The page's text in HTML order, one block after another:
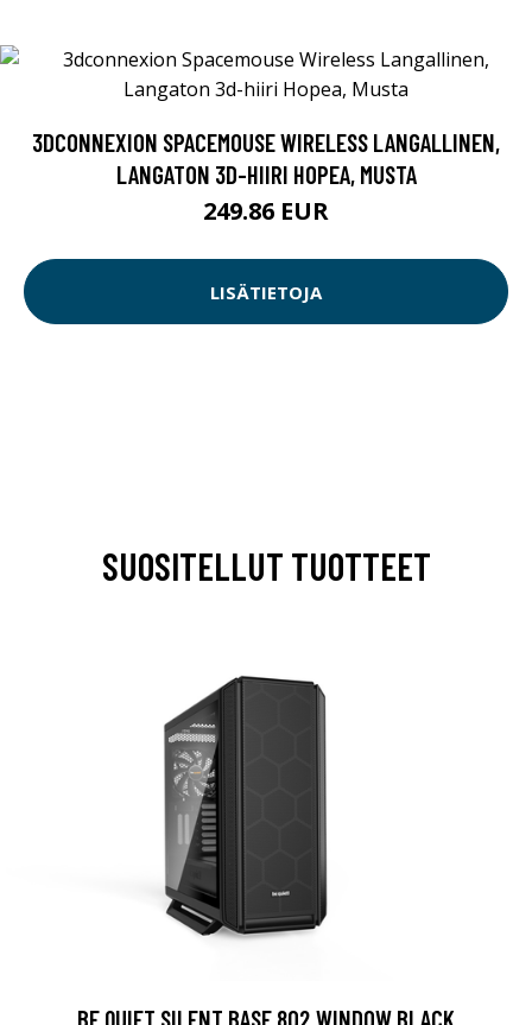
3DCONNEXION SPACEMOUSE WIRELESS LANGALLINEN,
LANGATON 3D-HIIRI HOPEA, MUSTA
249.86 EUR
LISÄTIETOJA
SUOSITELLUT TUOTTEET
BE QUIET SILENT BASE 802 WINDOW BLACK